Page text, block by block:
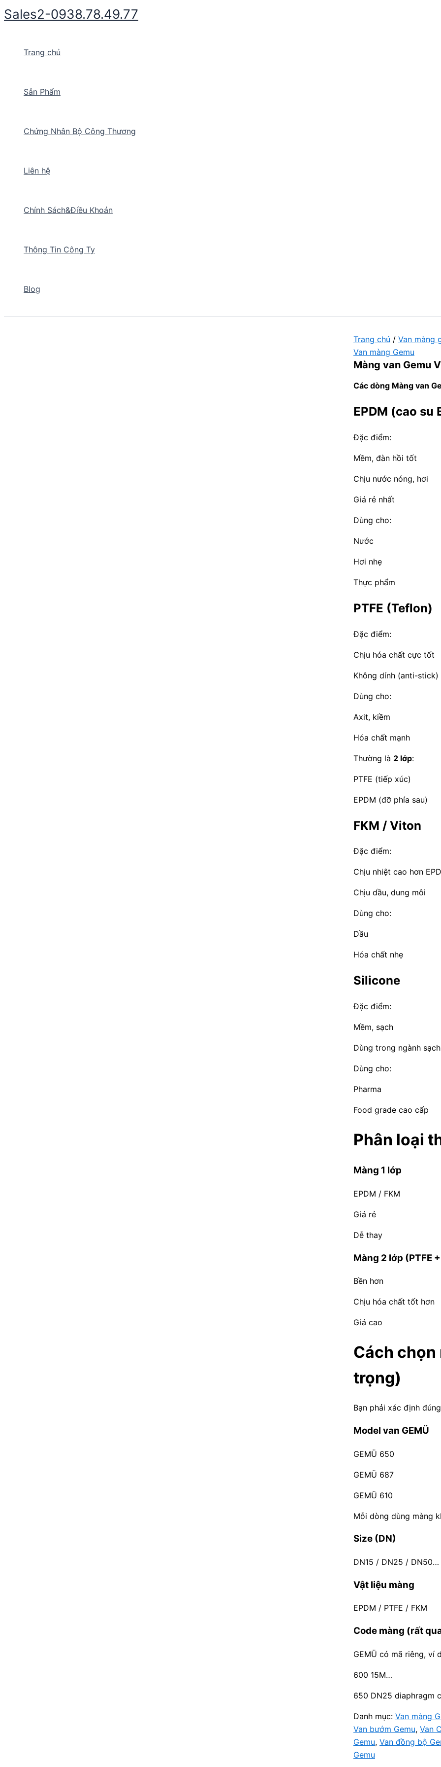
Nhảy
tới
Sales2-0938.78.49.77
Trang chủ
Sản Phẩm
Chứng Nhân Bộ Công Thương
Liên hệ
Chính Sách&Điều Khoản
Thông Tin Công Ty
Blog
Trang chủ / Van màng
Van màng Gemu
Màng van Gemu
Các dòng Màng van
EPDM (cao su
Đặc điểm:
Mềm, đàn hồi tốt
Chịu nước nóng, hơi
Giá rẻ nhất
Dùng cho:
Nước
Hơi nhẹ
Thực phẩm
PTFE (Teflon)
Đặc điểm:
Chịu hóa chất cực tốt
Không dính (anti-stick)
Dùng cho:
Axit, kiềm
Hóa chất mạnh
Thường là 2 lớp:
PTFE (tiếp xúc)
EPDM (đỡ phía sau)
FKM / Viton
Đặc điểm:
Chịu nhiệt cao hơn
Chịu dầu, dung môi
Dùng cho:
Dầu
Hóa chất nhẹ
Silicone
Đặc điểm:
Mềm, sạch
Dùng trong ngành sạch
Dùng cho:
Pharma
Food grade cao cấp
Phân loại
Màng 1 lớp
EPDM / FKM
Giá rẻ
Dễ thay
Màng 2 lớp (PTFE
Bền hơn
Chịu hóa chất tốt hơn
Giá cao
Cách
trọng)
Bạn phải xác định
Model van GEMÜ
GEMÜ 650
GEMÜ 687
GEMÜ 610
Mỗi dòng dùng màng
Size (DN)
DN15 / DN25 / DN50…
Vật liệu màng
EPDM / PTFE / FKM
Code màng (rất
GEMÜ có mã riêng, ví
600 15M…
650 DN25 diaphragm
Danh mục: Van màng
Van bướm Gemu, Van
Gemu, Van đồng bộ
Gemu